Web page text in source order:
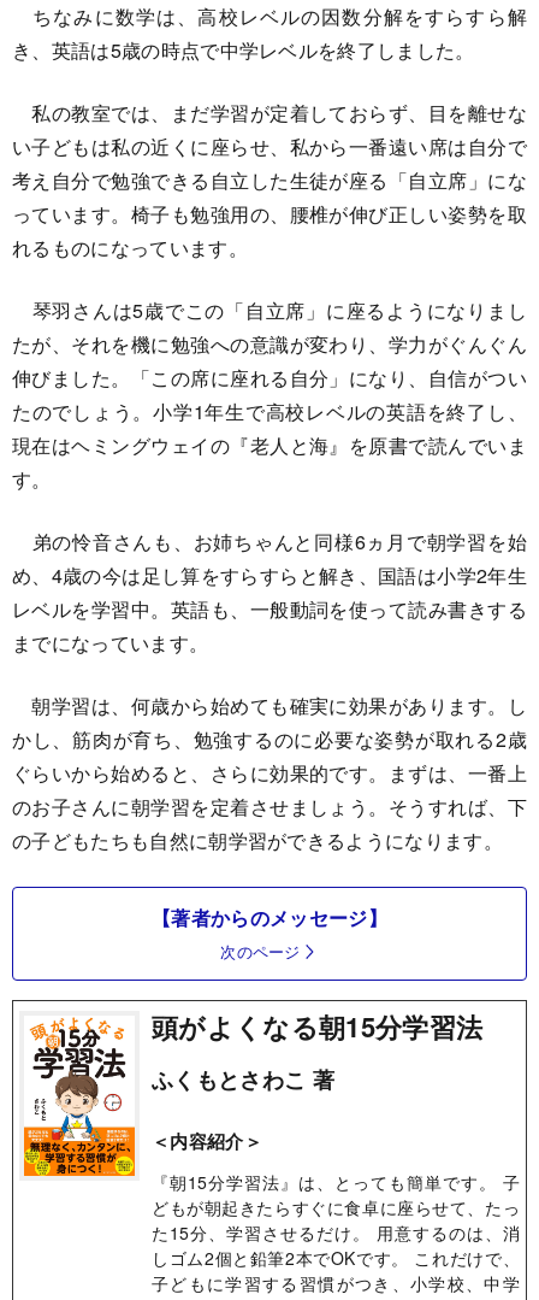
ちなみに数学は、高校レベルの因数分解をすらすら解
き、英語は5歳の時点で中学レベルを終了しました。
私の教室では、まだ学習が定着しておらず、目を離せな
い子どもは私の近くに座らせ、私から一番遠い席は自分で
考え自分で勉強できる自立した生徒が座る「自立席」にな
っています。椅子も勉強用の、腰椎が伸び正しい姿勢を取
れるものになっています。
琴羽さんは5歳でこの「自立席」に座るようになりまし
たが、それを機に勉強への意識が変わり、学力がぐんぐん
伸びました。「この席に座れる自分」になり、自信がつい
たのでしょう。小学1年生で高校レベルの英語を終了し、
現在はヘミングウェイの『老人と海』を原書で読んでいま
す。
弟の怜音さんも、お姉ちゃんと同様6ヵ月で朝学習を始
め、4歳の今は足し算をすらすらと解き、国語は小学2年生
レベルを学習中。英語も、一般動詞を使って読み書きする
までになっています。
朝学習は、何歳から始めても確実に効果があります。し
かし、筋肉が育ち、勉強するのに必要な姿勢が取れる2歳
ぐらいから始めると、さらに効果的です。まずは、一番上
のお子さんに朝学習を定着させましょう。そうすれば、下
の子どもたちも自然に朝学習ができるようになります。
【著者からのメッセージ】
次のページ
頭がよくなる朝15分学習法
ふくもとさわこ 著
＜内容紹介＞
『朝15分学習法』は、とっても簡単です。 子
どもが朝起きたらすぐに食卓に座らせて、たっ
た15分、学習させるだけ。 用意するのは、消
しゴム2個と鉛筆2本でOKです。 これだけで、
子どもに学習する習慣がつき、小学校、中学